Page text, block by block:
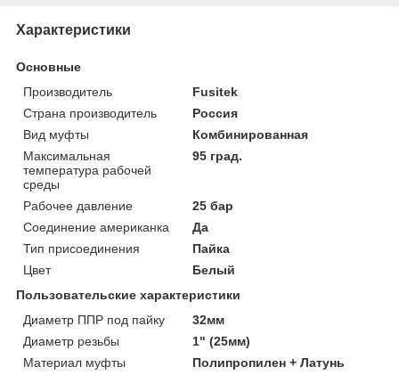
Характеристики
Основные
Производитель
Fusitek
Страна производитель
Россия
Вид муфты
Комбинированная
Максимальная
температура рабочей
среды
95 град.
Рабочее давление
25 бар
Соединение американка
Да
Тип присоединения
Пайка
Цвет
Белый
Пользовательские характеристики
Диаметр ППР под пайку
32мм
Диаметр резьбы
1" (25мм)
Материал муфты
Полипропилен + Латунь